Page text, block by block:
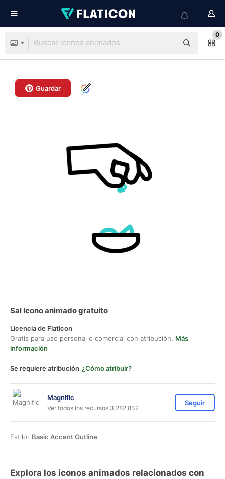
0
Guardar
Sal Icono animado gratuito
Licencia de Flaticon
Gratis para uso personal o comercial con atribución. Más
información
Se requiere atribución ¿Cómo atribuir?
Magnific
Ver todos los recursos 3,282,832
Seguir
Estilo: Basic Accent Outline
Explora los iconos animados relacionados con